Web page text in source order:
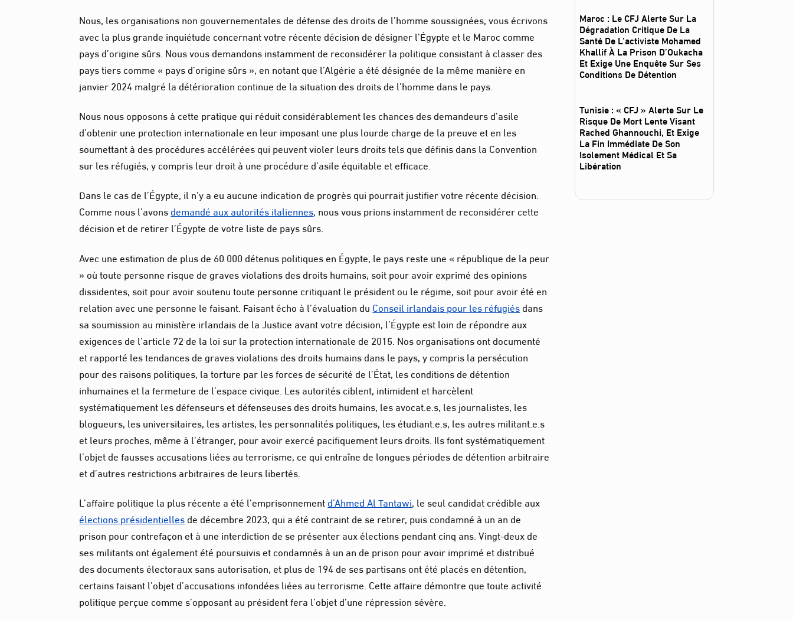
Nous, les organisations non gouvernementales de défense des droits de l’homme soussignées, vous écrivons
avec la plus grande inquiétude concernant votre récente décision de désigner l’Égypte et le Maroc comme
pays d’origine sûrs. Nous vous demandons instamment de reconsidérer la politique consistant à classer des
pays tiers comme « pays d’origine sûrs », en notant que l’Algérie a été désignée de la même manière en
janvier 2024 malgré la détérioration continue de la situation des droits de l’homme dans le pays.
Nous nous opposons à cette pratique qui réduit considérablement les chances des demandeurs d’asile
d’obtenir une protection internationale en leur imposant une plus lourde charge de la preuve et en les
soumettant à des procédures accélérées qui peuvent violer leurs droits tels que définis dans la Convention
sur les réfugiés, y compris leur droit à une procédure d’asile équitable et efficace.
Dans le cas de l’Égypte, il n’y a eu aucune indication de progrès qui pourrait justifier votre récente décision.
Comme nous l’avonsdemandé aux autorités italiennes, nous vous prions instamment de reconsidérer cette
décision et de retirer l’Égypte de votre liste de pays sûrs.
Avec une estimation de plus de 60 000 détenus politiques en Égypte, le pays reste une « république de la peur
» où toute personne risque de graves violations des droits humains, soit pour avoir exprimé des opinions
dissidentes, soit pour avoir soutenu toute personne critiquant le président ou le régime, soit pour avoir été en
relation avec une personne le faisant. Faisant écho à l’évaluation duConseil irlandais pour les réfugiésdans
sa soumission au ministère irlandais de la Justice avant votre décision, l’Égypte est loin de répondre aux
exigences de l’article 72 de la loi sur la protection internationale de 2015. Nos organisations ont documenté
et rapporté les tendances de graves violations des droits humains dans le pays, y compris la persécution
pour des raisons politiques, la torture par les forces de sécurité de l’État, les conditions de détention
inhumaines et la fermeture de l’espace civique. Les autorités ciblent, intimident et harcèlent
systématiquement les défenseurs et défenseuses des droits humains, les avocat.e.s, les journalistes, les
blogueurs, les universitaires, les artistes, les personnalités politiques, les étudiant.e.s, les autres militant.e.s
et leurs proches, même à l’étranger, pour avoir exercé pacifiquement leurs droits. Ils font systématiquement
l’objet de fausses accusations liées au terrorisme, ce qui entraîne de longues périodes de détention arbitraire
et d’autres restrictions arbitraires de leurs libertés.
L’affaire politique la plus récente a été l’emprisonnementd’Ahmed Al Tantawi, le seul candidat crédible aux
élections présidentiellesde décembre 2023, qui a été contraint de se retirer, puis condamné à un an de
prison pour contrefaçon et à une interdiction de se présenter aux élections pendant cinq ans. Vingt-deux de
ses militants ont également été poursuivis et condamnés à un an de prison pour avoir imprimé et distribué
des documents électoraux sans autorisation, et plus de 194 de ses partisans ont été placés en détention,
certains faisant l’objet d’accusations infondées liées au terrorisme. Cette affaire démontre que toute activité
politique perçue comme s’opposant au président fera l’objet d’une répression sévère.
Maroc : Le CFJ Alerte Sur La
Dégradation Critique De La
Santé De L’activiste Mohamed
Khallif À La Prison D’Oukacha
Et Exige Une Enquête Sur Ses
Conditions De Détention
Tunisie : « CFJ » Alerte Sur Le
Risque De Mort Lente Visant
Rached Ghannouchi, Et Exige
La Fin Immédiate De Son
Isolement Médical Et Sa
Libération